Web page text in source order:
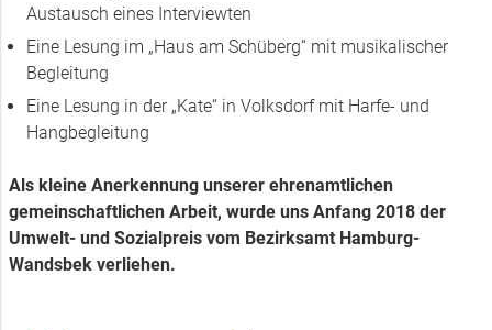
Austausch eines Interviewten
Eine Lesung im „Haus am Schüberg“ mit musikalischer
Begleitung
Eine Lesung in der „Kate“ in Volksdorf mit Harfe- und
Hangbegleitung
Als kleine Anerkennung unserer ehrenamtlichen
gemeinschaftlichen Arbeit, wurde uns Anfang 2018 der
Umwelt- und Sozialpreis vom Bezirksamt Hamburg-
Wandsbek verliehen.